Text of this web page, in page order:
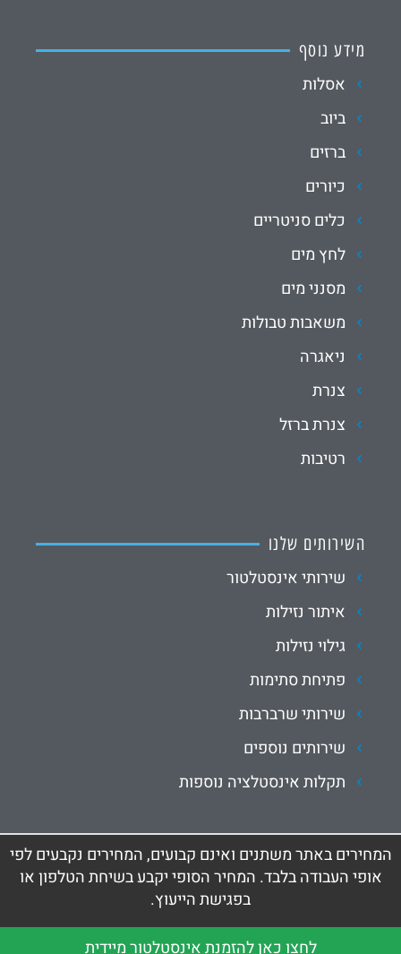
מידע נוסף
אסלות
ביוב
ברזים
כיורים
כלים סניטריים
לחץ מים
מסנני מים
משאבות טבולות
ניאגרה
צנרת
צנרת ברזל
רטיבות
השירותים שלנו
שירותי אינסטלטור
איתור נזילות
גילוי נזילות
פתיחת סתימות
שירותי שרברבות
שירותים נוספים
תקלות אינסטלציה נוספות
לחצו כאן להזמנת אינסטלטור מיידית
המחירים באתר משתנים ואינם קבועים, המחירים נקבעים לפי
אופי העבודה בלבד. המחיר הסופי יקבע בשיחת הטלפון או
בפגישת הייעוץ.